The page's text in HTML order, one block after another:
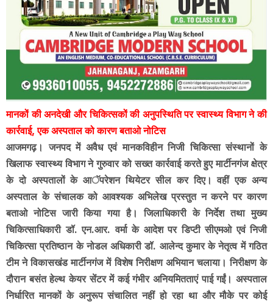
मानकों की अनदेखी और चिकित्सकों की अनुपस्थिति पर स्वास्थ्य विभाग ने की
कार्रवाई, एक अस्पताल को कारण बताओ नोटिस
आजमगढ़। जनपद में अवैध एवं मानकविहीन निजी चिकित्सा संस्थानों के
खिलाफ स्वास्थ्य विभाग ने गुरुवार को सख्त कार्रवाई करते हुए मार्टीनगंज क्षेत्र
के दो अस्पतालों के आॅपरेशन थियेटर सील कर दिए। वहीं एक अन्य
अस्पताल के संचालक को आवश्यक अभिलेख प्रस्तुत न करने पर कारण
बताओ नोटिस जारी किया गया है। जिलाधिकारी के निर्देश तथा मुख्य
चिकित्साधिकारी डॉ. एन.आर. वर्मा के आदेश पर डिप्टी सीएमओ एवं निजी
चिकित्सा प्रतिष्ठान के नोडल अधिकारी डॉ. आलेन्द कुमार के नेतृत्व में गठित
टीम ने विकासखंड मार्टीनगंज में विशेष निरीक्षण अभियान चलाया। निरीक्षण के
दौरान बसंत हेल्थ केयर सेंटर में कई गंभीर अनियमितताएं पाई गईं। अस्पताल
निर्धारित मानकों के अनुरूप संचालित नहीं हो रहा था और मौके पर कोई